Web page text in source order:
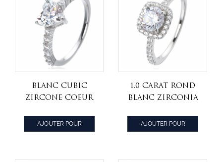
Blanc Cubic
Zircone Coeur
sur des anneaux
de mariage en
pour femmes
AJOUTER POUR
1.0 Carat rond
blanc zirconia
rhodium sur des
motifs de bague
sterling argent
AJOUTER POUR